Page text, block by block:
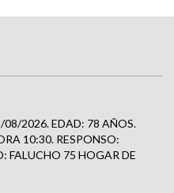
08/2026. EDAD: 78 AÑOS.
10:30. RESPONSO:
FALUCHO 75 HOGAR DE